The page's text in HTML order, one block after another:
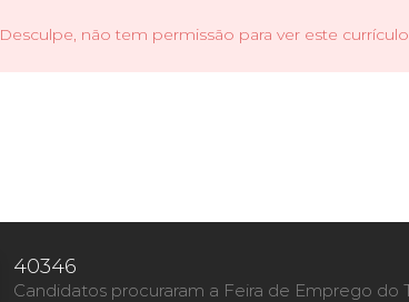
Desculpe, não tem permissão para ver este
40346
Candidatos procuraram a Feira de Emprego do